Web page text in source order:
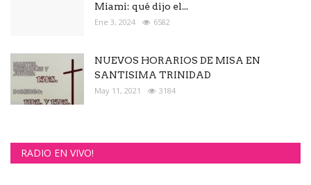
Miami: qué dijo el...
Ene 3, 2024 6582
NUEVOS HORARIOS DE MISA EN
SANTISIMA TRINIDAD
May 11, 2021 3184
RADIO EN VIVO!